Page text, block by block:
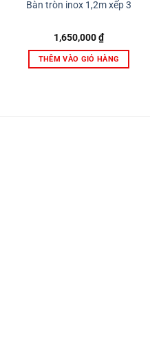
Bàn tròn inox 1,2m xếp 3
1,650,000₫
THÊM VÀO GIỎ HÀNG